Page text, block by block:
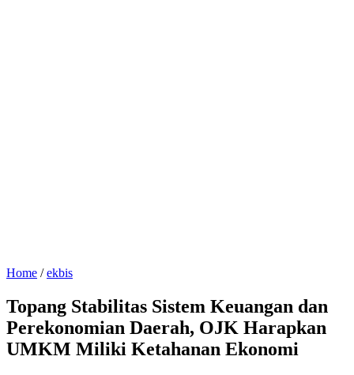
Home /ekbis
Topang Stabilitas Sistem Keuangan dan
Perekonomian Daerah, OJK Harapkan
UMKM Miliki Ketahanan Ekonomi